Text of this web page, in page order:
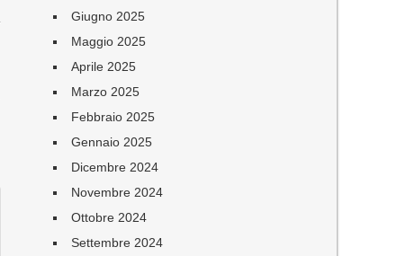
Giugno 2025
Maggio 2025
Aprile 2025
Marzo 2025
Febbraio 2025
Gennaio 2025
Dicembre 2024
Novembre 2024
Ottobre 2024
Settembre 2024